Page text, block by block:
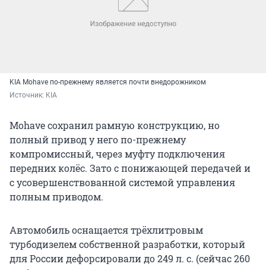
KIA Mohave по-прежнему является почти внедорожником
Источник: KIA
Mohave сохранил рамную конструкцию, но
полный привод у него по-прежнему
компромиссный, через муфту подключения
передних колёс. Зато с понижающей передачей и
с усовершенствованной системой управления
полным приводом.
Автомобиль оснащается трёхлитровым
турбодизелем собственной разработки, который
для России дефорсировали до 249 л. с. (сейчас 260